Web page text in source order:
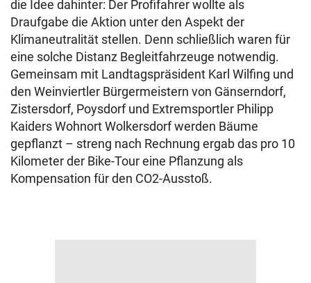
die Idee dahinter: Der Profifahrer wollte als
Draufgabe die Aktion unter den Aspekt der
Klimaneutralität stellen. Denn schließlich waren für
eine solche Distanz Begleitfahrzeuge notwendig.
Gemeinsam mit Landtagspräsident Karl Wilfing und
den Weinviertler Bürgermeistern von Gänserndorf,
Zistersdorf, Poysdorf und Extremsportler Philipp
Kaiders Wohnort Wolkersdorf werden Bäume
gepflanzt – streng nach Rechnung ergab das pro 10
Kilometer der Bike-Tour eine Pflanzung als
Kompensation für den CO2-Ausstoß.